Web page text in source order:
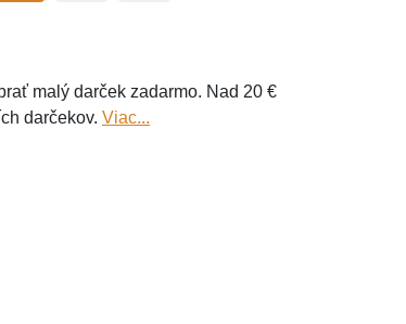
malý darček zadarmo. Nad 20 €
darčekov. Viac...